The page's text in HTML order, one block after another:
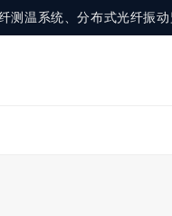
测温系统、分布式光纤振